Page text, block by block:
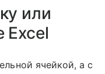
или
Excel
ячейкой, а с